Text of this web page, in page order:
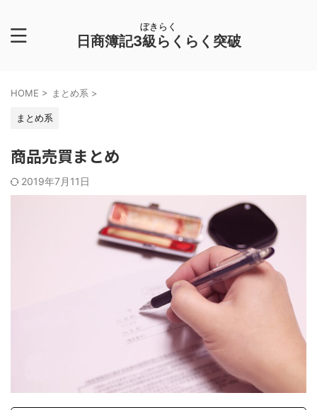
ぼきらく
日商簿記3級らくらく突破
HOME > まとめ系 >
まとめ系
商品売買まとめ
2019年7月11日